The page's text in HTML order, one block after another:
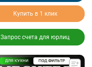
Купить в 1 клик
Запрос счета для юрлиц